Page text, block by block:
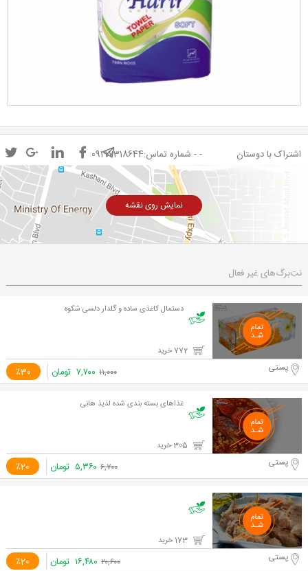
اشتراک با دوستان - - شماره تماس:09197318644
نمایش روی نقشه
نت‌برگ‌های غیر فعال
دستمال کاغذی ساده و گلدار دلسی شکوه
٪30 پستی ۱۱,۰۰۰ ۷,۷۰۰ تومان
غذاهای بسته بندی شده لذیذ هانی
٪20 پستی ۶,۷۰۰ ۵,۳۶۰ تومان
٪20 پستی ۲۰,۶۰۰ ۱۶,۴۸۰ تومان